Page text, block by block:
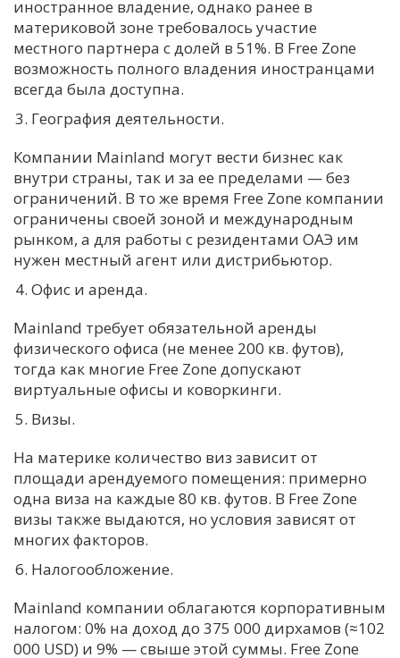
иностранное владение, однако ранее в
материковой зоне требовалось участие
местного партнера с долей в 51%. В Free Zone
возможность полного владения иностранцами
всегда была доступна.
География деятельности.
Компании Mainland могут вести бизнес как
внутри страны, так и за ее пределами — без
ограничений. В то же время Free Zone компании
ограничены своей зоной и международным
рынком, а для работы с резидентами ОАЭ им
нужен местный агент или дистрибьютор.
Офис и аренда.
Mainland требует обязательной аренды
физического офиса (не менее 200 кв. футов),
тогда как многие Free Zone допускают
виртуальные офисы и коворкинги.
Визы.
На материке количество виз зависит от
площади арендуемого помещения: примерно
одна виза на каждые 80 кв. футов. В Free Zone
визы также выдаются, но условия зависят от
многих факторов.
Налогообложение.
Mainland компании облагаются корпоративным
налогом: 0% на доход до 375 000 дирхамов (≈102
000 USD) и 9% — свыше этой суммы. Free Zone